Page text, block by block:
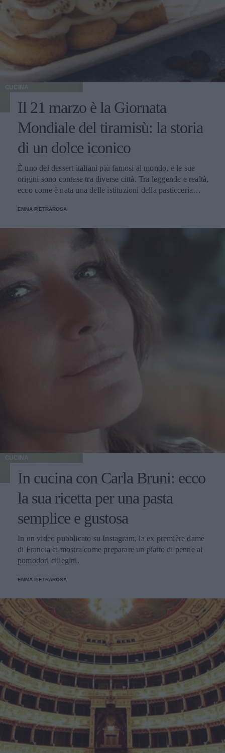
CUCINA
Il 21 marzo è la Giornata
Mondiale del tiramisù: la storia
di un dolce iconico
È uno dei dessert italiani più famosi al mondo, e le sue
origini sono contese tra diverse città. Tra leggende e realtà,
ecco come è nata una delle istituzioni della pasticceria
EMMA PIETRAROSA
CUCINA
In cucina con Carla Bruni: ecco
la sua ricetta per una pasta
semplice e gustosa
In un video pubblicato su Instagram, la ex première dame
di Francia ci mostra come preparare un piatto di penne ai
pomodori ciliegini.
EMMA PIETRAROSA